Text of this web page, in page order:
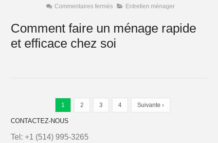
Commentaires ferméssur
un
ménage
rapide
et
Entretien ménager
Comment faire un ménage rapide
et efficace chez soi
1 2 3 4 Suivante ›
CONTACTEZ-NOUS
Tel:+1 (514) 995-3265